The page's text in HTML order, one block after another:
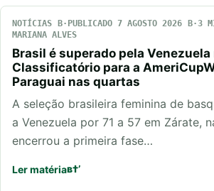
NOTÍCIAS PUBLICADO 7 AGOSTO 2026
3
MARIANA ALVES
Brasil é superado pela Venezuela
Classificatório para a
Paraguai nas quartas
A seleção brasileira feminina de
a Venezuela por 71 a 57 em Zárate,
encerrou a primeira fase…
Ler matéria